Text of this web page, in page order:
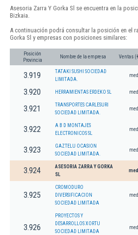
Asesoria Zarra Y Gorka Sl se encuentra en la
Bizkaia.
A continuación podrá consultar la posición en el
Gorka Sl y empresas con posiciones similares:
Posición
Provincia
Nombre de la empresa Ventas
3.919
TATAKI SUSHI SOCIEDAD
LIMITADA.
3.920 HERRAMIENTAS ERDEKO SL
3.921
TRANSPORTES CARLESURI
SOCIEDAD LIMITADA.
3.922
A B D MONTAJES
ELECTRONICOS SL
3.923
GAZTELU OCASION
SOCIEDAD LIMITADA.
3.924
ASESORIA ZARRA Y GORKA
SL
3.925
CROMODURO
DIVERSIFICACION
SOCIEDAD LIMITADA
3.926
PROYECTOS Y
DESARROLLOS XORTU
SOCIEDAD LIMITADA